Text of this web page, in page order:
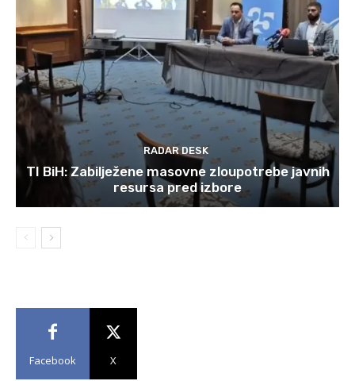
RADAR DESK
TI BiH: Zabilježene masovne zloupotrebe javnih
resursa pred izbore
Facebook X